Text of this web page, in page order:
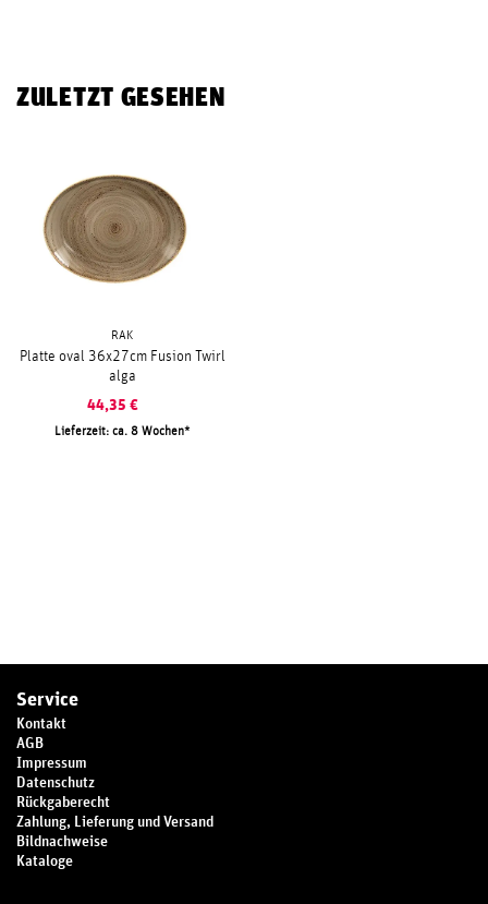
ZULETZT GESEHEN
RAK
Platte oval 36x27cm Fusion Twirl
alga
44,35 €
Lieferzeit: ca. 8 Wochen
Service
Kontakt
AGB
Impressum
Datenschutz
Rückgaberecht
Zahlung, Lieferung und Versand
Bildnachweise
Kataloge